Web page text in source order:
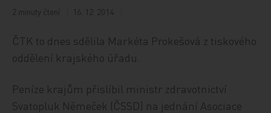
2 minuty čtení 16. 12. 2014
ČTK to dnes sdělila Markéta Prokešová z tiskového
oddělení krajského úřadu.
Peníze krajům přislíbil ministr zdravotnictví
Svatopluk Němeček (ČSSD) na jednání Asociace